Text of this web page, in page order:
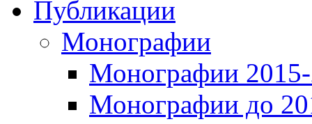
Публикации
Монографии
Монографии 2015-
Монографии до